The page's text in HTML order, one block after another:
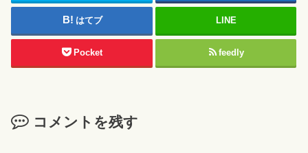
はてブ LINE
Pocket feedly
コメントを残す